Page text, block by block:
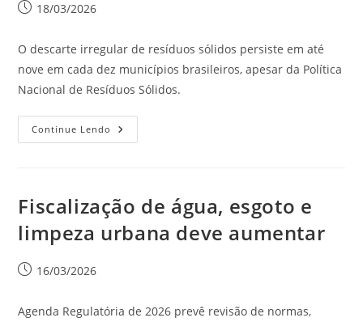
18/03/2026
O descarte irregular de resíduos sólidos persiste em até
nove em cada dez municípios brasileiros, apesar da Política
Nacional de Resíduos Sólidos.
Continue Lendo
Fiscalização de água, esgoto e
limpeza urbana deve aumentar
16/03/2026
Agenda Regulatória de 2026 prevê revisão de normas,